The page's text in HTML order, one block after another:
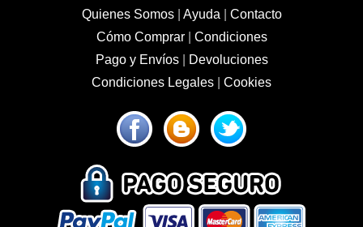
Quienes Somos| Ayuda
Contacto
Cómo Comprar| Condiciones
Pago y Envíos|
Devoluciones
Condiciones Legales
Cookies